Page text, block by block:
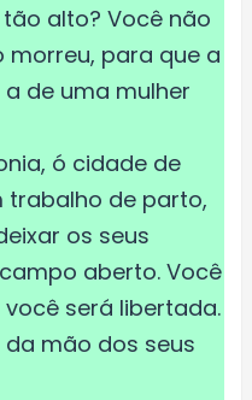
alto? Você não
morreu, para que a
de uma mulher
ó cidade de
trabalho de parto,
os seus
aberto. Você
será libertada.
mão dos seus